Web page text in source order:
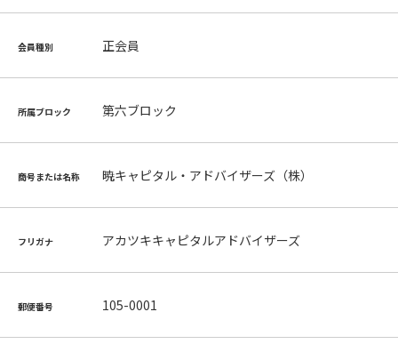
会員種別 正会員
所属ブロック 第六ブロック
商号または名称 暁キャピタル・アドバイザーズ（株）
フリガナ アカツキキャピタルアドバイザーズ
郵便番号 105-0001